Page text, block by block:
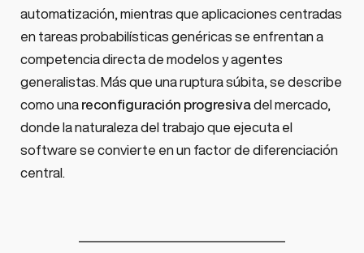
automatización, mientras que aplicaciones centradas
en tareas probabilísticas genéricas se enfrentan a
competencia directa de modelos y agentes
generalistas. Más que una ruptura súbita, se describe
como una reconfiguración progresiva del mercado,
donde la naturaleza del trabajo que ejecuta el
software se convierte en un factor de diferenciación
central.